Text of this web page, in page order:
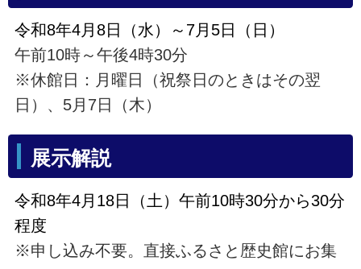
令和8年4月8日（水）～7月5日（日）
午前10時～午後4時30分
※休館日：月曜日（祝祭日のときはその翌
日）、5月7日（木）
展示解説
令和8年4月18日（土）午前10時30分から30分
程度
※申し込み不要。直接ふるさと歴史館にお集